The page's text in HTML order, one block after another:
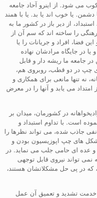
می شود. از اینرو آحاد جامعه
یا خوب اند یا بد. یا با همند
از دیر باز در کشور ما به
را ساخته اند که سم آن از
فضا، افراد و جریانات را یا
یا در جایگاه مرادشان نهاده
جامعه ما ریشه دار و قابل
چپ در دو قطب، روبروی هم،
نه تنها مانعی برای همکاری و
می یابد و آنها را در معرض
در کشورمان، میدان بر
است. با تداوم استبداد و
جاذب شده، می تواند نظرها را
های چپ اپوزیسیون بودن و
و عده ای حامی جلب می نماید. در
نمی تواند نیروی قابل توجهی
در پی حل مشکلاتشان هستند،
تشدید و تعمیق آن عمل